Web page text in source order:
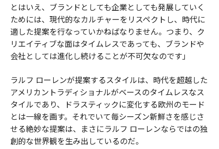
とはいえ、ブランドとしても企業としても発展していく
ためには、現代的なカルチャーをリスペクトし、時代に
適した提案を行なっていかねばなりません。つまり、ク
リエイティブな面はタイムレスであっても、ブランドや
会社としては進化し続けることが不可欠なのです」
ラルフ ローレンが提案するスタイルは、時代を超越した
アメリカントラディショナルがベースのタイムレスなス
タイルであり、ドラスティックに変化する欧州のモード
とは一線を画す。それでいて毎シーズン新鮮さを感じさ
せる絶妙な提案は、まさにラルフ ローレンならではの独
創的な世界観を生み出しているのだ。